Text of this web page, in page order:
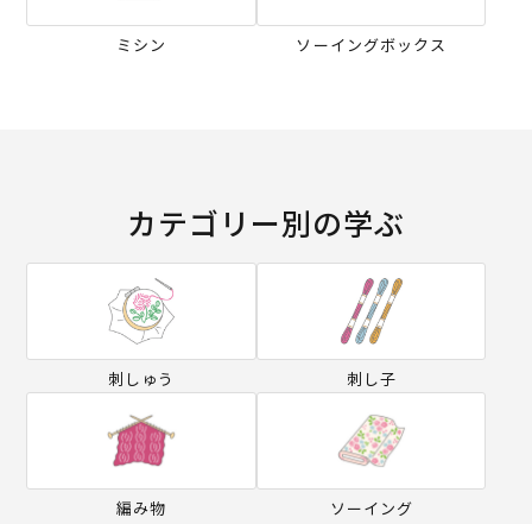
ミシン ソーイングボックス
カテゴリー別の学ぶ
刺しゅう 刺し子
編み物 ソーイング